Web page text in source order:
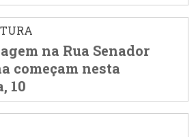
na Rua Senador
começam nesta
10